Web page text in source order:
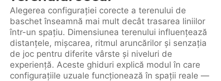
Alegerea configurației corecte a terenului de
baschet înseamnă mai mult decât trasarea liniilor
într-un spațiu. Dimensiunea terenului influențează
distanțele, mișcarea, ritmul aruncărilor și senzația
de joc pentru diferite vârste și niveluri de
experiență. Aceste ghiduri explică modul în care
configurațiile uzuale funcționează în spații reale —